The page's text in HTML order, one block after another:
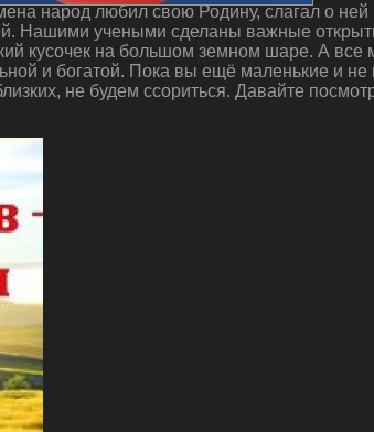
народ любил свою Родину, слагал о
Нашими учеными сделаны важные
кусочек на большом земном шаре. А
и богатой. Пока вы ещё маленькие и
не будем ссориться. Давайте